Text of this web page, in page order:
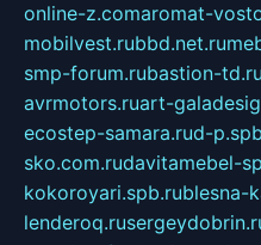
online-z.comaromat-
mobilvest.rubbd.net.ru
smp-forum.rubastion-td.ru
avrmotors.ruart-
ecostep-samara.rud-
sko.com.rudavitamebel-
kokoroyari.spb.rublesna-
lenderoq.ru